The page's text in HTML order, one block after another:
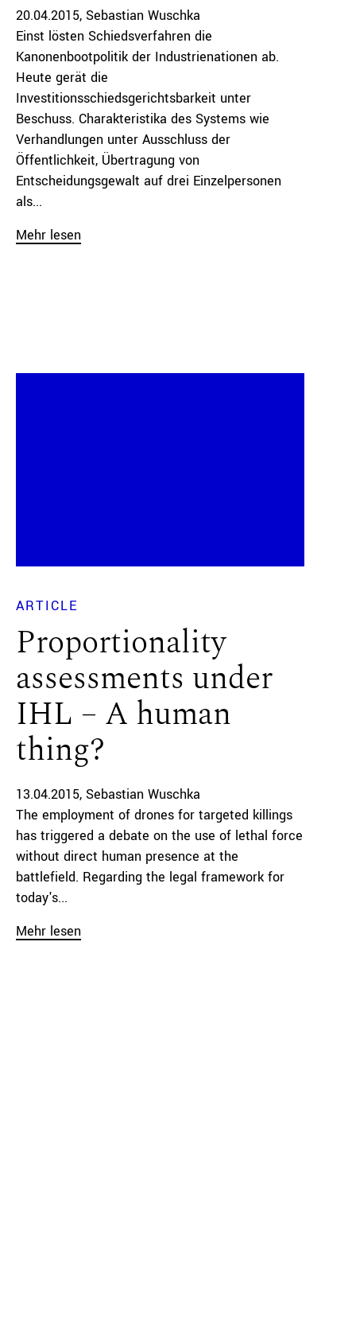
20.04.2015 Sebastian Wuschka
Einst lösten Schiedsverfahren die
Kanonenbootpolitik der Industrienationen ab.
Heute gerät die
Investitionsschiedsgerichtsbarkeit unter
Beschuss. Charakteristika des Systems wie
Verhandlungen unter Ausschluss der
Öffentlichkeit, Übertragung von
Entscheidungsgewalt auf drei Einzelpersonen
als...
Mehr lesen
ARTICLE
Proportionality
assessments under
IHL – A human
thing?
13.04.2015 Sebastian Wuschka
The employment of drones for targeted killings
has triggered a debate on the use of lethal force
without direct human presence at the
battlefield. Regarding the legal framework for
today's...
Mehr lesen